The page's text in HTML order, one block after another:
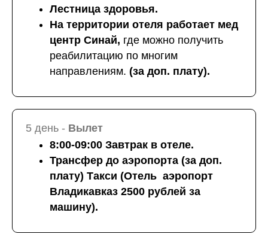
Лестница здоровья.
На территории отеля работает мед
центр Синай, где можно получить
реабилитацию по многим
направлениям. (за доп. плату).
5 день - Вылет
8:00-09:00 Завтрак в отеле.
Трансфер до аэропорта (за доп.
плату) Такси (Отель аэропорт
Владикавказ 2500 рублей за
машину).